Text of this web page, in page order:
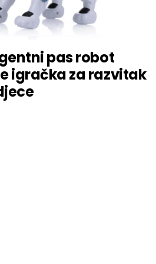
pas robot
igračka za razvitak